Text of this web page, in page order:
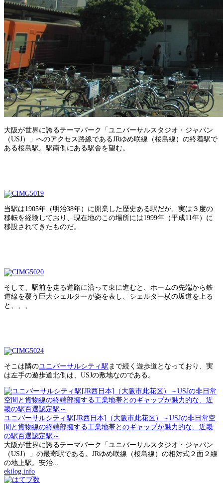
大阪が世界に誇るテーマパーク「ユニバーサルスタジオ・ジャパン
（USJ）」へのアクセス路線であるJRゆめ咲線（桜島線）の終着駅で
ある桜島駅。駅南側にある駅舎を望む。
当駅は1905年（明治38年）に開業した歴史ある駅だが、実は３度の
移転を経験しており、現在地のこの場所には1999年（平成11年）に
移設されてきたものだ。
そして、駅前を走る道路に沿って東に進むと、ホームの先端から鉄
道線を覆う巨大シェルターが姿を表し、シェルター横の坂道を上る
と、、、
そこは隣のユニバーサルシティ駅 まで続く遊歩道となっており、実
は左手の遊歩道北側は、USJの敷地なのである。
ユニバーサルシティ駅[JR西日本]（大阪市此花区）～USJの非日常空
間と貨物線の終端部擁する工業地帯とのギャップが魅力的な、近畿
の駅百選認定駅～
大阪が世界に誇るテーマパーク「ユニバーサルスタジオ・ジャパン
（USJ）」の最寄駅である。JRゆめ咲線（桜島線）の相対式２面２線
の地上駅。安治...
ekilog.info